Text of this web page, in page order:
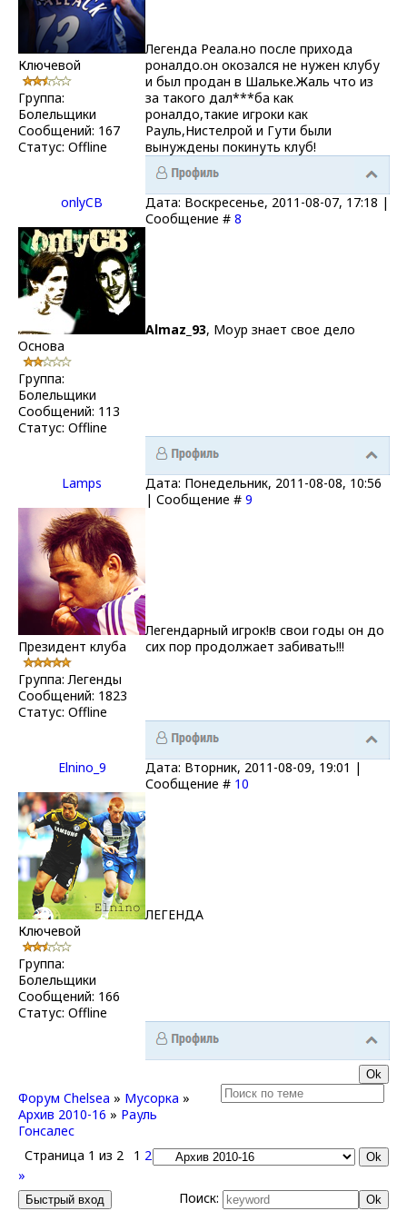
Ключевой
Группа:
Болельщики
Сообщений: 167
Статус: Offline
Легенда Реала.но после прихода
роналдо.он окозался не нужен клубу
и был продан в Шальке.Жаль что из
за такого дал***ба как
роналдо,такие игроки как
Рауль,Нистелрой и Гути были
вынуждены покинуть клуб!
onlyCB
Дата: Воскресенье, 2011-08-07, 17:18 |
Сообщение # 8
Основа
Группа:
Болельщики
Сообщений: 113
Статус: Offline
Almaz_93, Моур знает свое дело
Lamps
Дата: Понедельник, 2011-08-08, 10:56
| Сообщение # 9
Президент клуба
Группа: Легенды
Сообщений: 1823
Статус: Offline
Легендарный игрок!в свои годы он до
сих пор продолжает забивать!!!
Elnino_9
Дата: Вторник, 2011-08-09, 19:01 |
Сообщение # 10
Ключевой
Группа:
Болельщики
Сообщений: 166
Статус: Offline
ЛЕГЕНДА
Форум Chelsea » Мусорка »
Архив 2010-16 » Рауль
Гонсалес
Страница 1 из 2 1 2
»
Поиск: